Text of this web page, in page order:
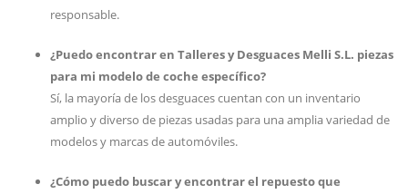
responsable.
¿Puedo encontrar en Talleres y Desguaces Melli S.L. piezas
para mi modelo de coche específico?
Sí, la mayoría de los desguaces cuentan con un inventario
amplio y diverso de piezas usadas para una amplia variedad de
modelos y marcas de automóviles.
¿Cómo puedo buscar y encontrar el repuesto que